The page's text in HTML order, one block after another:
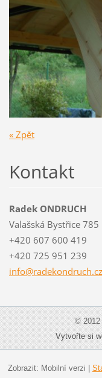
« Zpět
Kontakt
Radek ONDRUCH
Valašská Bystřice 785
+420 607 600 419
+420 725 951 239
info@radekondruch.cz
© 2012
Vytvořte si
Zobrazit: Mobilní verzi